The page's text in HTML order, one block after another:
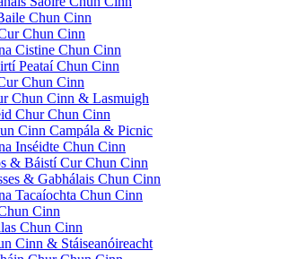
Chun Cinn
Chun Cinn
Cistine Chun Cinn
Peataí Chun Cinn
Chun Cinn
Chun Cinn & Lasmuigh
Chur Chun Cinn
Cinn Campála & Picnic
Inséidte Chun Cinn
& Báistí Cur Chun Cinn
& Gabhálais Chun Cinn
Tacaíochta Chun Cinn
Cinn
Chun Cinn
Cinn & Stáiseanóireacht